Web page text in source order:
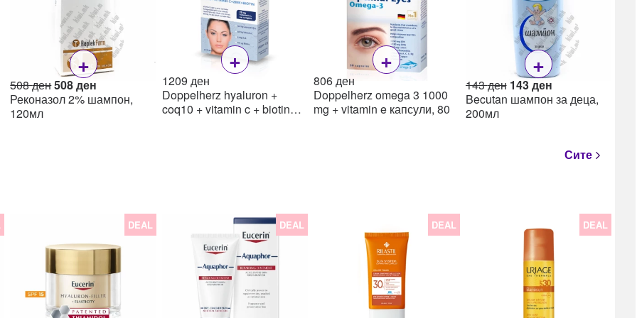
+
508денOriginal
price
508ден
price
Реконазол 2% шампон,
120мл
+
1209 ден
Doppelherz hyaluron +
coq10 + vitamin c + biotin
+
806ден
Doppelherz omega 3 1000
mg + vitamin e капсули, 80
+
143ден Original
price
143денCurrent
price
Becutan шампон за деца,
200мл
Сите
DEAL DEAL DEAL DEAL